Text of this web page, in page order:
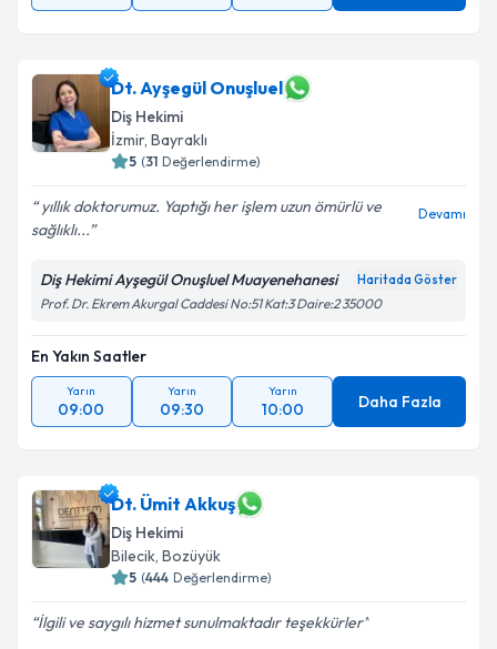
Dt. Ayşegül Onuşluel
Diş Hekimi
İzmir, Bayraklı
5 (31 Değerlendirme)
yıllık doktorumuz. Yaptığı her işlem uzun ömürlü ve
sağlıklı...
Devamı
Diş Hekimi Ayşegül Onuşluel Muayenehanesi Haritada Göster
Prof. Dr. Ekrem Akurgal Caddesi No:51 Kat:3 Daire:2 35000
En Yakın Saatler
Yarın
09:00
Yarın
09:30
Yarın
10:00 Daha Fazla
Dt. Ümit Akkuş
Diş Hekimi
Bilecik, Bozüyük
5 (444 Değerlendirme)
İlgili ve saygılı hizmet sunulmaktadır teşekkürler